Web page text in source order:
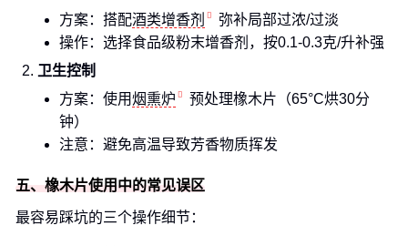
方案：搭配酒类增香剂
弥补局部过浓/过淡
操作：选择食品级粉末增香剂，按0.1-0.3克/升补强
卫生控制
方案：使用烟熏炉
预处理橡木片（65°C烘30分
钟）
注意：避免高温导致芳香物质挥发
五、橡木片使用中的常见误区
最容易踩坑的三个操作细节：